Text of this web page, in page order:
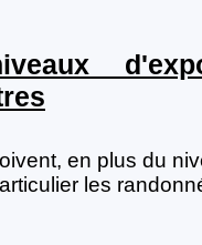
en plus du
les